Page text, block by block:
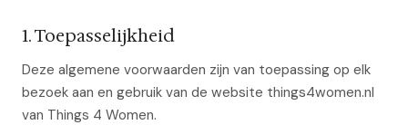
1. Toepasselijkheid
Deze algemene voorwaarden zijn van toepassing op elk
bezoek aan en gebruik van de website things4women.nl
van Things 4 Women.